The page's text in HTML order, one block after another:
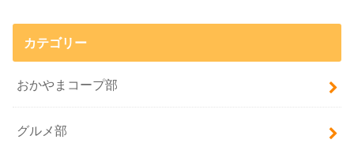
カテゴリー
おかやまコープ部
グルメ部